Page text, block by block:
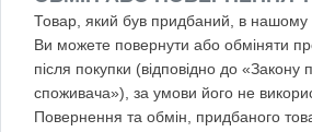
Товар, який був придбаний, в нашому
Ви можете повернути або обміняти
після покупки (відповідно до «Закону
споживача»), за умови його не
Повернення та обмін, придбаного